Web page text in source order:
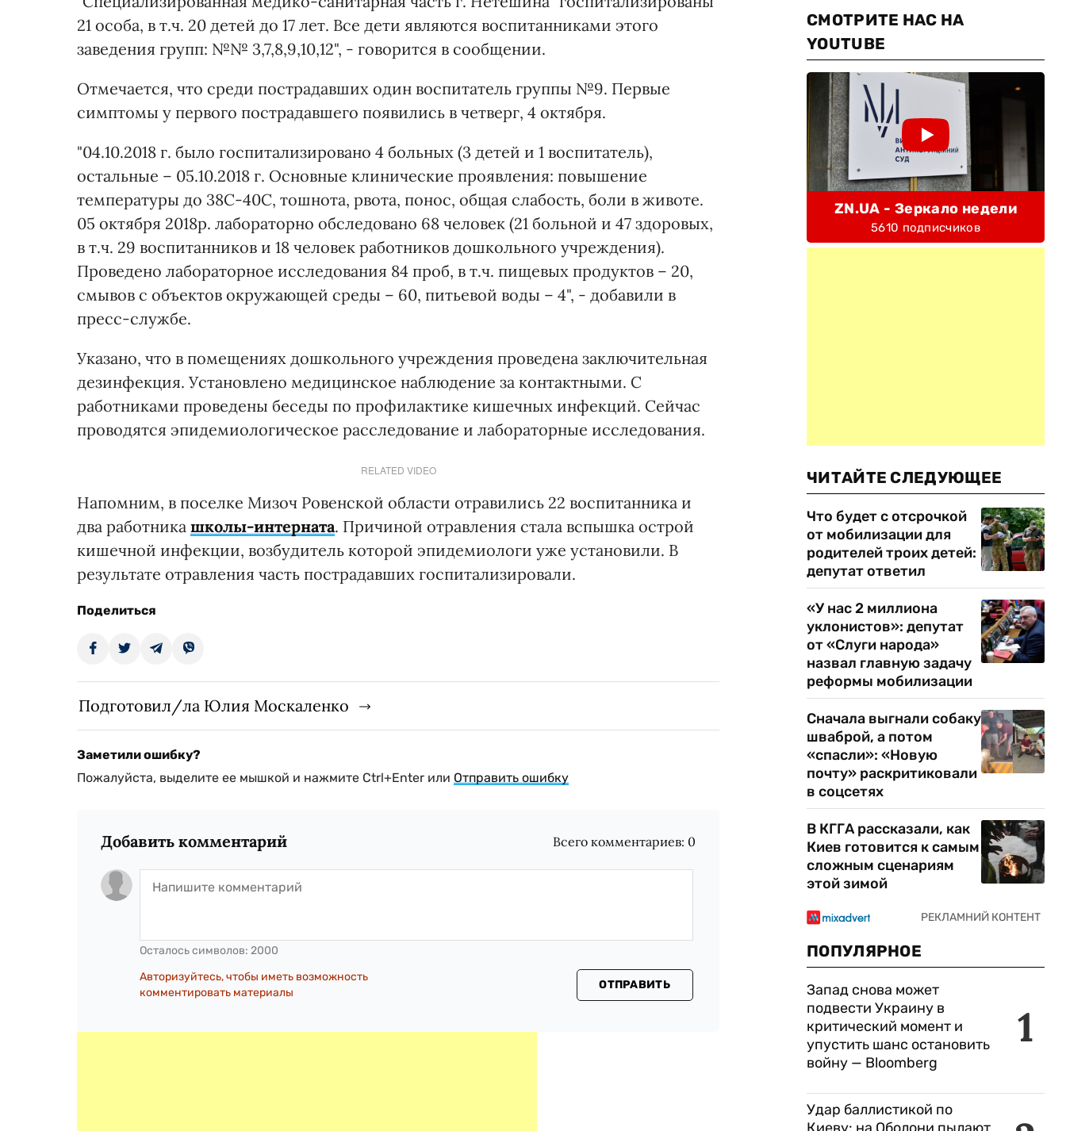
21 особа, в т.ч. 20 детей до 17 лет. Все дети являются воспитанниками этого
заведения групп: №№ 3,7,8,9,10,12", - говорится в сообщении.
Отмечается, что среди пострадавших один воспитатель группы №9. Первые
симптомы у первого пострадавшего появились в четверг, 4 октября.
"04.10.2018 г. было госпитализировано 4 больных (3 детей и 1 воспитатель),
остальные – 05.10.2018 г. Основные клинические проявления: повышение
температуры до 38С-40С, тошнота, рвота, понос, общая слабость, боли в животе.
05 октября 2018р. лабораторно обследовано 68 человек (21 больной и 47 здоровых,
в т.ч. 29 воспитанников и 18 человек работников дошкольного учреждения).
Проведено лабораторное исследования 84 проб, в т.ч. пищевых продуктов – 20,
смывов с объектов окружающей среды – 60, питьевой воды – 4", - добавили в
пресс-службе.
Указано, что в помещениях дошкольного учреждения проведена заключительная
дезинфекция. Установлено медицинское наблюдение за контактными. С
работниками проведены беседы по профилактике кишечных инфекций. Сейчас
проводятся эпидемиологическое расследование и лабораторные исследования.
RELATED VIDEO
Напомним, в поселке Мизоч Ровенской области отравились 22 воспитанника и
два работника школы-интерната. Причиной отравления стала вспышка острой
кишечной инфекции, возбудитель которой эпидемиологи уже установили. В
результате отравления часть пострадавших госпитализировали.
Поделиться
Подготовил/ла Юлия Москаленко
Заметили ошибку?
Пожалуйста, выделите ее мышкой и нажмите Ctrl+Enter или Отправить ошибку
Добавить комментарий Всего комментариев: 0
Осталось символов: 2000
Авторизуйтесь, чтобы иметь возможность
комментировать материалы
ОТПРАВИТЬ
СМОТРИТЕ НАС НА
YOUTUBE
ZN.UA - Зеркало недели
5610 подписчиков
ЧИТАЙТЕ СЛЕДУЮЩЕЕ
Что будет с отсрочкой
от мобилизации для
родителей троих детей:
депутат ответил
«У нас 2 миллиона
уклонистов»: депутат
от «Слуги народа»
назвал главную задачу
реформы мобилизации
Сначала выгнали собаку
шваброй, а потом
«спасли»: «Новую
почту» раскритиковали
в соцсетях
В КГГА рассказали, как
Киев готовится к самым
сложным сценариям
этой зимой
ПОПУЛЯРНОЕ
1
Запад снова может
подвести Украину в
критический момент и
упустить шанс остановить
войну — Bloomberg
Удар баллистикой по